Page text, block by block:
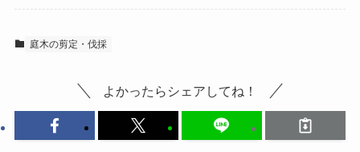
庭木の剪定・伐採
よかったらシェアしてね！